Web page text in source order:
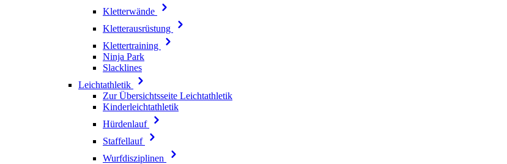
Kletterwände
Kletterausrüstung
Klettertraining
Ninja Park
Slacklines
Leichtathletik
Zur Übersichtsseite Leichtathletik
Kinderleichtathletik
Hürdenlauf
Staffellauf
Wurfdisziplinen